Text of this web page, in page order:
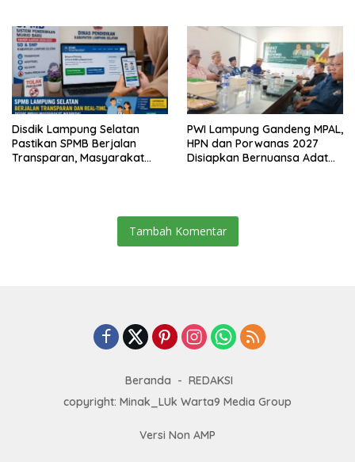
Disdik Lampung Selatan
Pastikan SPMB Berjalan
Transparan, Masyarakat
PWI Lampung Gandeng MPAL,
HPN dan Porwanas 2027
Disiapkan Bernuansa Adat
Tambah Komentar
Beranda
REDAKSI
copyright: Minak_LUk Warta9 Media Group
Versi Non AMP